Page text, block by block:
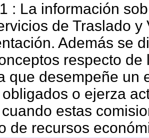
: La información
de Traslado
Además se
respecto
que desempeñe un
o ejerza
estas
de recursos